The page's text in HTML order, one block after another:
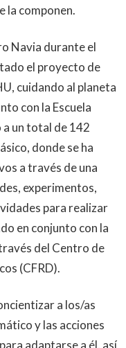
la componen.
Navia duranteel
el proyecto de
cuidando al planeta
con la Escuela
un total de 142
donde se ha
a través de una
experimentos,
para realizar
en conjunto con la
del Centro de
(CFRD).
a los/as
y las acciones
adaptarse a él, así